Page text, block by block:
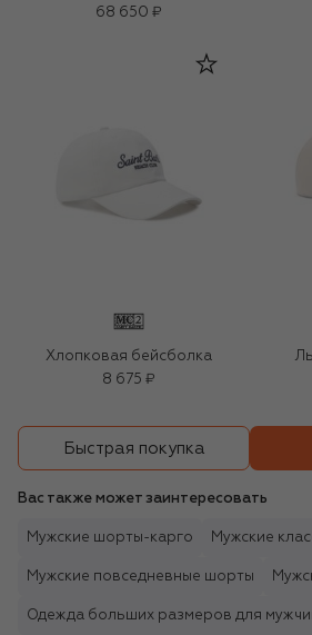
68 650 ₽
Хлопковая бейсболка
8 675 ₽
Быстрая покупка
Вас также может заинтересовать
Мужские шорты-карго Мужские
Мужские повседневные шорты
Одежда больших размеров для